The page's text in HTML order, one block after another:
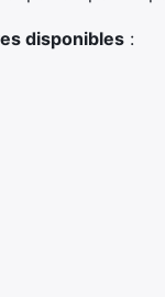
disponibles :